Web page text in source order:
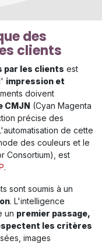
des
clients
par les clients est
impression et
doivent
CMJN (Cyan Magenta
précise des
de cette
des couleurs et le
Consortium), est
.
sont soumis à un
. L'intelligence
un premier passage,
les critères
images